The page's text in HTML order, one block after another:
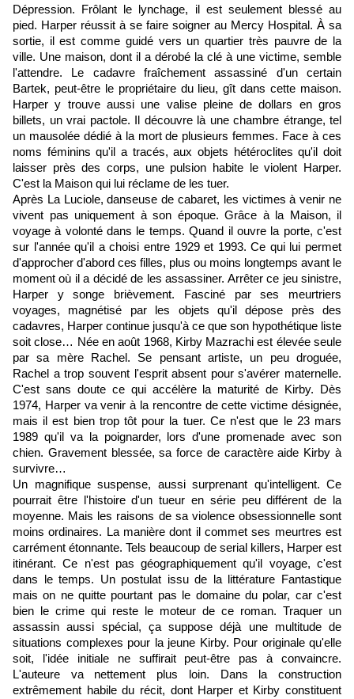
Dépression. Frôlant le lynchage, il est seulement blessé au
pied. Harper réussit à se faire soigner au Mercy Hospital. À sa
sortie, il est comme guidé vers un quartier très pauvre de la
ville. Une maison, dont il a dérobé la clé à une victime, semble
l'attendre. Le cadavre fraîchement assassiné d'un certain
Bartek, peut-être le propriétaire du lieu, gît dans cette maison.
Harper y trouve aussi une valise pleine de dollars en gros
billets, un vrai pactole. Il découvre là une chambre étrange, tel
un mausolée dédié à la mort de plusieurs femmes. Face à ces
noms féminins qu'il a tracés, aux objets hétéroclites qu'il doit
laisser près des corps, une pulsion habite le violent Harper.
C'est la Maison qui lui réclame de les tuer.
Après La Luciole, danseuse de cabaret, les victimes à venir ne
vivent pas uniquement à son époque. Grâce à la Maison, il
voyage à volonté dans le temps. Quand il ouvre la porte, c'est
sur l'année qu'il a choisi entre 1929 et 1993. Ce qui lui permet
d'approcher d'abord ces filles, plus ou moins longtemps avant le
moment où il a décidé de les assassiner. Arrêter ce jeu sinistre,
Harper y songe brièvement. Fasciné par ses meurtriers
voyages, magnétisé par les objets qu'il dépose près des
cadavres, Harper continue jusqu'à ce que son hypothétique liste
soit close… Née en août 1968, Kirby Mazrachi est élevée seule
par sa mère Rachel. Se pensant artiste, un peu droguée,
Rachel a trop souvent l'esprit absent pour s'avérer maternelle.
C'est sans doute ce qui accélère la maturité de Kirby. Dès
1974, Harper va venir à la rencontre de cette victime désignée,
mais il est bien trop tôt pour la tuer. Ce n'est que le 23 mars
1989 qu'il va la poignarder, lors d'une promenade avec son
chien. Gravement blessée, sa force de caractère aide Kirby à
survivre…
Un magnifique suspense, aussi surprenant qu'intelligent. Ce
pourrait être l'histoire d'un tueur en série peu différent de la
moyenne. Mais les raisons de sa violence obsessionnelle sont
moins ordinaires. La manière dont il commet ses meurtres est
carrément étonnante. Tels beaucoup de serial killers, Harper est
itinérant. Ce n'est pas géographiquement qu'il voyage, c'est
dans le temps. Un postulat issu de la littérature Fantastique
mais on ne quitte pourtant pas le domaine du polar, car c'est
bien le crime qui reste le moteur de ce roman. Traquer un
assassin aussi spécial, ça suppose déjà une multitude de
situations complexes pour la jeune Kirby. Pour originale qu'elle
soit, l'idée initiale ne suffirait peut-être pas à convaincre.
L'auteure va nettement plus loin. Dans la construction
extrêmement habile du récit, dont Harper et Kirby constituent